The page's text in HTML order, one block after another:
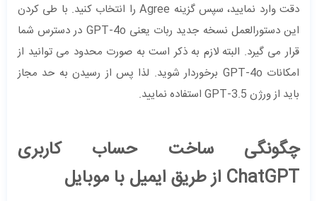
دقت وارد نمایید، سپس گزینه Agree را انتخاب کنید.‌ با طی کردن
این دستورالعمل نسخه جدید ربات یعنی GPT-4o در دسترس شما
قرار می ‌گیرد. البته لازم به ذکر است به صورت محدود می‌ توانید از
امکانات GPT-4o برخوردار شوید. لذا پس از رسیدن به حد مجاز
باید از ورژن GPT-3.5 استفاده نمایید.
چگونگی ساخت حساب کاربری
ChatGPT از طریق ایمیل با موبایل